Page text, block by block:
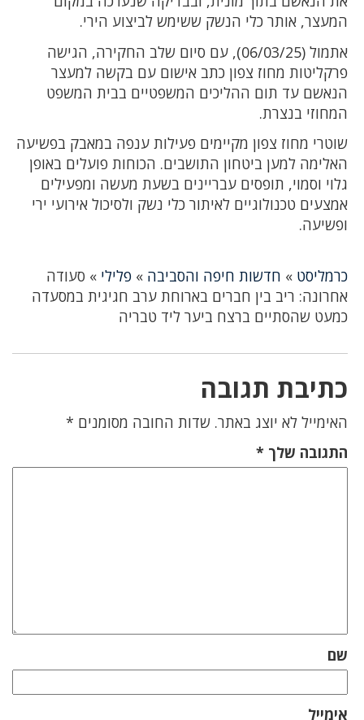
המעצר, אותר כלי הנשק ששימש לביצוע הירי.
אתמול (06/03/25), עם סיום שלב החקירה, הגישה
פרקליטות מחוז צפון כתב אישום עם בקשה למעצר
הנאשם עד תום ההליכים המשפטיים בבית המשפט
המחוזי בנצרת.
שוטרי מחוז צפון מקיימים פעילות ענפה במאבק בפשיעה
האלימה למען ביטחון התושבים. הכוחות פועלים באופן
גלוי וסמוי, תופסים עבריינים בשעת מעשה ומפעילים
אמצעים טכנולוגיים לאיתור כלי נשק ולסיכול אירועי ירי
ופשיעה.
כרמליסט » חדשות חיפה והסביבה » פלילי » סעודה
אחרונה: ריב בין חברים בארוחת ערב חגיגית במסעדה
כמעט שהסתיים ברצח ביער ליד טבריה
כתיבת תגובה
האימייל לא יוצג באתר. שדות החובה מסומנים *
התגובה שלך *
שם
אימייל